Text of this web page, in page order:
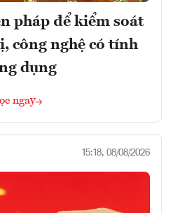
pháp để kiểm soát
công nghệ có tính
dụng
ngay
15:18, 08/08/2026